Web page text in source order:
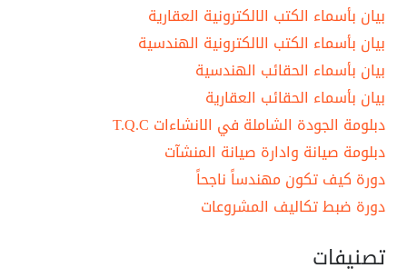
بيان بأسماء الكتب الالكترونية العقارية
بيان بأسماء الكتب الالكترونية الهندسية
بيان بأسماء الحقائب الهندسية
بيان بأسماء الحقائب العقارية
دبلومة الجودة الشاملة في الانشاءات T.Q.C
دبلومة صيانة وادارة صيانة المنشآت
دورة كيف تكون مهندساً ناجحاً
دورة ضبط تكاليف المشروعات
تصنيفات